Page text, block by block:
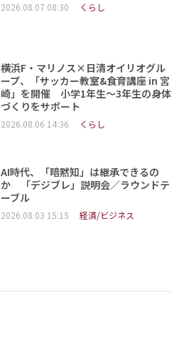
2026.08.07 08:30 くらし
横浜F・マリノス×日清オイリオグル
ープ、「サッカー教室&食育講座 in 宮
崎」を開催 小学1年生～3年生の身体
づくりをサポート
2026.08.06 14:36 くらし
AI時代、「暗黙知」は継承できるの
か 「デジブレ」説明会／ラウンドテ
ーブル
2026.08.03 15:15 経済/ビジネス